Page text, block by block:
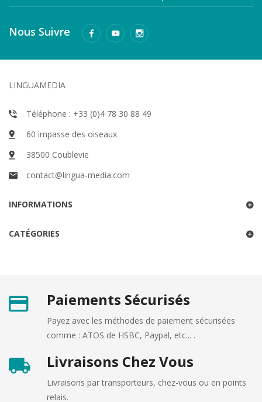
Nous Suivre
LINGUAMEDIA
Téléphone : +33 (0)4 78 30 88 49
60 impasse des oiseaux
38500 Coublevie
contact@lingua-media.com
INFORMATIONS
CATÉGORIES
Paiements Sécurisés
Payez avec les méthodes de paiement sécurisées
comme : ATOS de HSBC, Paypal, etc... .
Livraisons Chez Vous
Livraisons par transporteurs, chez-vous ou en points
relais.